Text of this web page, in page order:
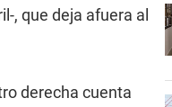
, que deja afuera al
derecha cuenta